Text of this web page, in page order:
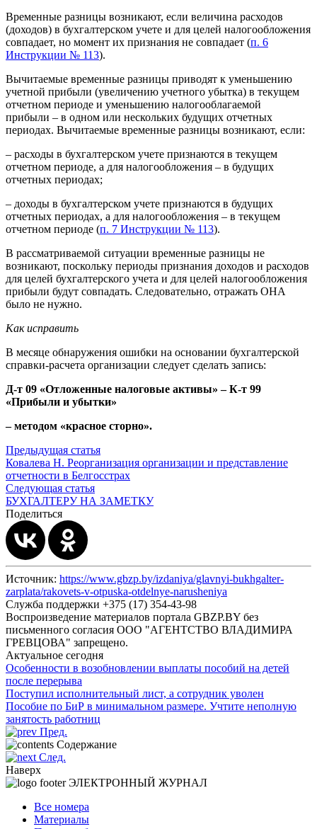
Временные разницы возникают, если величина расходов
(доходов) в бухгалтерском учете и для целей налогообложения
совпадает, но момент их признания не совпадает (п. 6
Инструкции № 113).
Вычитаемые временные разницы приводят к уменьшению
учетной прибыли (увеличению учетного убытка) в текущем
отчетном периоде и уменьшению налогооблагаемой
прибыли – в одном или нескольких будущих отчетных
периодах. Вычитаемые временные разницы возникают, если:
– расходы в бухгалтерском учете признаются в текущем
отчетном периоде, а для налогообложения – в будущих
отчетных периодах;
– доходы в бухгалтерском учете признаются в будущих
отчетных периодах, а для налогообложения – в текущем
отчетном периоде (п. 7 Инструкции № 113).
В рассматриваемой ситуации временные разницы не
возникают, поскольку периоды признания доходов и расходов
для целей бухгалтерского учета и для целей налогообложения
прибыли будут совпадать. Следовательно, отражать ОНА
было не нужно.
Как исправить
В месяце обнаружения ошибки на основании бухгалтерской
справки-расчета организации следует сделать запись:
Д-т 09 «Отложенные налоговые активы» – К-т 99
«Прибыли и убытки»
– методом «красное сторно».
Предыдущая статья
Ковалева Н. Реорганизация организации и представление
отчетности в Белгосстрах
Следующая статья
БУХГАЛТЕРУ НА ЗАМЕТКУ
Поделиться
Источник: https://www.gbzp.by/izdaniya/glavnyi-bukhgalter-
zarplata/rakovets-v-otpuska-otdelnye-narusheniya
Служба поддержки +375 (17) 354-43-98
Воспроизведение материалов портала GBZP.BY без
письменного согласия OOO "АГЕНТСТВО ВЛАДИМИРА
ГРЕВЦОВА" запрещено.
Актуальное сегодня
Особенности в возобновлении выплаты пособий на детей
после перерыва
Поступил исполнительный лист, а сотрудник уволен
Пособие по БиР в минимальном размере. Учтите неполную
занятость работниц
Пред.
Содержание
След.
Наверх
ЭЛЕКТРОННЫЙ ЖУРНАЛ
Все номера
Материалы